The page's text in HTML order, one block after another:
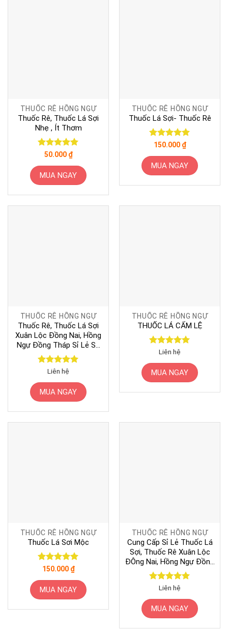
THUỐC RÊ HỒNG NGỰ
Thuốc Rê, Thuốc Lá Sợi
Nhẹ , Ít Thơm
Được xếp
sao
50.000 ₫
MUA NGAY
THUỐC RÊ HỒNG NGỰ
Thuốc Lá Sợi- Thuốc Rê
Được xếp
sao
150.000 ₫
MUA NGAY
THUỐC RÊ HỒNG NGỰ
Thuốc Rê, Thuốc Lá Sợi
Xuân Lộc Đồng Nai, Hồng
Ngự Đồng Tháp Sỉ Lẻ Số
Lượng Lớn
Được xếp
sao
Liên hệ
MUA NGAY
THUỐC RÊ HỒNG NGỰ
THUỐC LÁ CẨM LỆ
Được xếp
sao
Liên hệ
MUA NGAY
THUỐC RÊ HỒNG NGỰ
Thuốc Lá Sơi Mộc
Được xếp
150.000 ₫
MUA NGAY
THUỐC RÊ HỒNG NGỰ
Cung Cấp Sỉ Lẻ Thuốc Lá
Sợi, Thuốc Rê Xuân Lộc
ĐÔng Nai, Hồng Ngự Đồng
Tháp
Được xếp
sao
Liên hệ
MUA NGAY